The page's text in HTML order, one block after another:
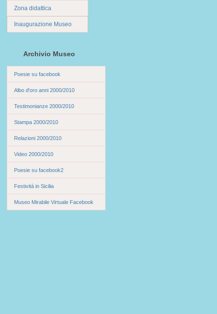
Zona didattica
Inaugurazione Museo
Archivio Museo
Poesie su facebook
Albo d'oro anni 2000/2010
Testimonianze 2000/2010
Stampa 2000/2010
Relazioni 2000/2010
Video 2000/2010
Poesie su facebook2
Festività in Sicilia
Museo Mirabile Virtuale Facebook